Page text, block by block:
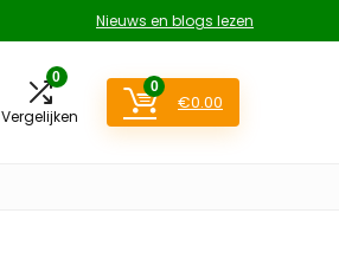
Nieuws en blogs lezen
0
Vergelijken
0
€0.00